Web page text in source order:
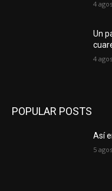
4
Un
4
POPULAR POSTS
Así
5